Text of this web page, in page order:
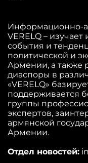
Информационно-
VERELQ –
события и
политической и
Армении, а также
диаспоры в
«VERELQ»
поддерживается
группы
экспертов,
армянской
Армении.
Отдел новостей: